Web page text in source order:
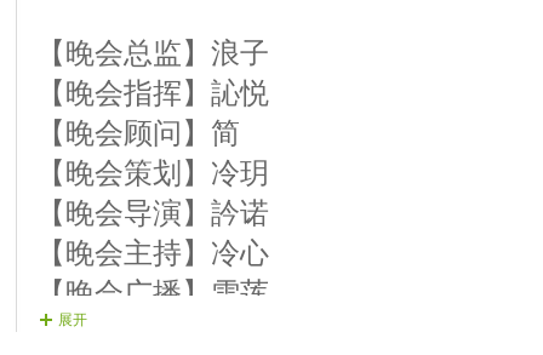
【晚会总监】浪子
【晚会指挥】訫悦
【晚会顾问】简
【晚会策划】冷玥
【晚会导演】訡诺
【晚会主持】冷心
【晚会广播】雪莲
【片花制作】糖糖
展开